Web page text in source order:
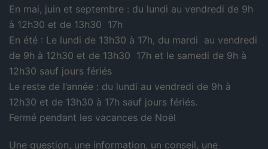
En mai, juin et septembre : du lundi au vendredi de 9h
à 12h30 et de 13h30 17h
En été : Le lundi de 13h30 à 17h, du mardi au vendredi
de 9h à 12h30 et de 13h30 17h et le samedi de 9h à
12h30 sauf jours fériés
Le reste de l’année : du lundi au vendredi de 9h à
12h30 et de 13h30 à 17h sauf jours fériés.
Fermé pendant les vacances de Noël
Une question, une information, un conseil, une